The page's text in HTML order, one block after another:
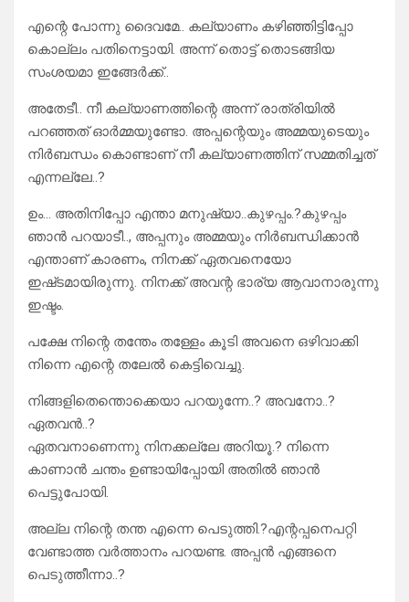
എന്റെ പോന്നു ദൈവമേ.. കല്യാണം കഴിഞ്ഞിട്ടിപ്പോ
കൊല്ലം പതിനെട്ടായി. അന്ന് തൊട്ട് തൊടങ്ങിയ
സംശയമാ ഇങ്ങേർക്ക്..
അതേടീ.. നീ കല്യാണത്തിന്റെ അന്ന് രാത്രിയിൽ
പറഞ്ഞത് ഓർമ്മയുണ്ടോ. അപ്പന്റെയും അമ്മയുടെയും
നിർബന്ധം കൊണ്ടാണ് നീ കല്യാണത്തിന് സമ്മതിച്ചത്
എന്നല്ലേ..?
ഉം… അതിനിപ്പോ എന്താ മനുഷ്യാ..കുഴപ്പം.?കുഴപ്പം
ഞാൻ പറയാടീ.., അപ്പനും അമ്മയും നിർബന്ധിക്കാൻ
എന്താണ് കാരണം, നിനക്ക് ഏതവനെയോ
ഇഷ്‌ടമായിരുന്നു. നിനക്ക് അവന്റ ഭാര്യ ആവാനാരുന്നു
ഇഷ്ടം.
പക്ഷേ നിന്റെ തന്തേം തള്ളേം കൂടി അവനെ ഒഴിവാക്കി
നിന്നെ എന്റെ തലേൽ കെട്ടിവെച്ചു.
നിങ്ങളിതെന്തൊക്കെയാ പറയുന്നേ..? അവനോ..?
ഏതവൻ..?
ഏതവനാണെന്നു നിനക്കല്ലേ അറിയൂ.? നിന്നെ
കാണാൻ ചന്തം ഉണ്ടായിപ്പോയി അതിൽ ഞാൻ
പെട്ടുപോയി.
അല്ല നിന്റെ തന്ത എന്നെ പെടുത്തി.?എന്റപ്പനെപറ്റി
വേണ്ടാത്ത വർത്താനം പറയണ്ട. അപ്പൻ എങ്ങനെ
പെടുത്തീന്നാ..?